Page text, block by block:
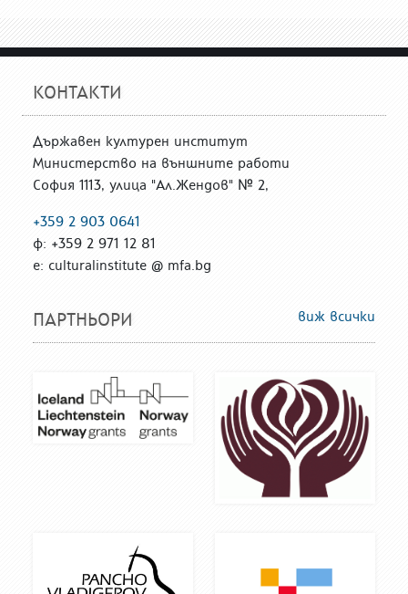
КОНТАКТИ
Държавен културен институт
Министерство на външните работи
София 1113, улица "Ал.Жендов" № 2,
+359 2 903 0641
ф: +359 2 971 12 81
е: culturalinstitute @ mfa.bg
ПАРТНЬОРИ виж всички